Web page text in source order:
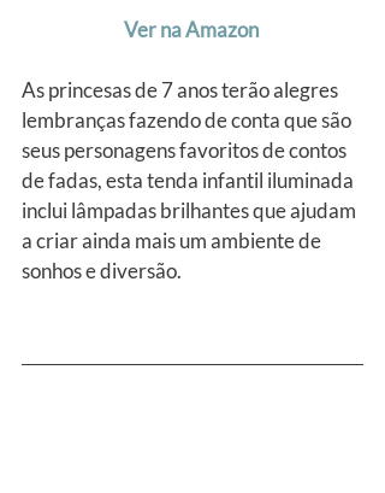
Ver na Amazon
As princesas de 7 anos terão alegres
lembranças fazendo de conta que são
seus personagens favoritos de contos
de fadas, esta tenda infantil iluminada
inclui lâmpadas brilhantes que ajudam
a criar ainda mais um ambiente de
sonhos e diversão.